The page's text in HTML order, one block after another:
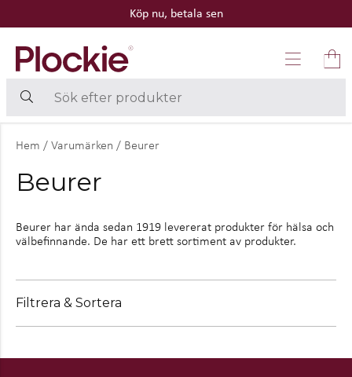
Köp nu, betala sen
Hem / Varumärken / Beurer
Beurer
Beurer har ända sedan 1919 levererat produkter för hälsa och
välbefinnande. De har ett brett sortiment av produkter.
Filtrera & Sortera